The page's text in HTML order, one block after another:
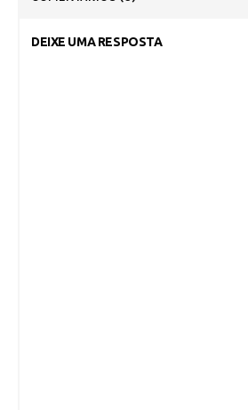
DEIXE UMA RESPOSTA